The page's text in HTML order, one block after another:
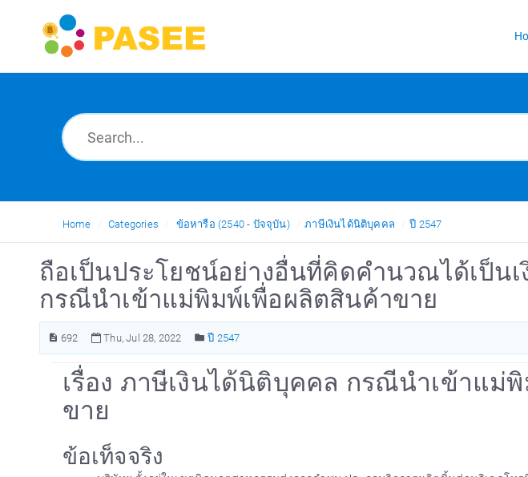
Home Categories ข้อหารือ (2540 - ปัจจุบัน) ภาษีเงินได้นิติบุคคล ปี 2547
ถือเป็นประโยชน์อย่างอื่นที่คิดคำนวณได้เป็น
กรณีนำเข้าแม่พิมพ์เพื่อผลิตสินค้าขาย
692 Thu, Jul 28, 2022 ปี 2547
เรื่อง ภาษีเงินได้นิติบุคคล กรณีนำเข้าแม่
ขาย
ข้อเท็จจริง